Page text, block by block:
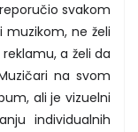
svakom
muzikom, ne želi
a želi da
na svom
ali je vizuelni
individualnih